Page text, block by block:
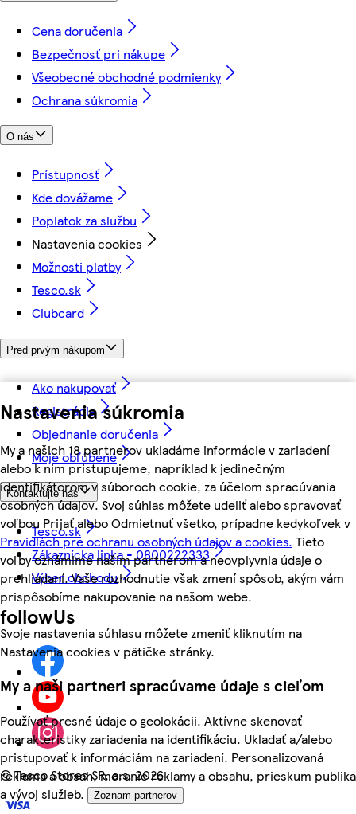
Nastavenia súkromia
My a našich 18 partnerov ukladáme informácie v zariadení
alebo k nim pristupujeme, napríklad k jedinečným
identifikátorom v súboroch cookie, za účelom spracúvania
osobných údajov. Svoj súhlas môžete udeliť alebo spravovať
voľbou Prijať alebo Odmietnuť všetko, prípadne kedykoľvek v
Pravidlách pre ochranu osobných údajov a cookies. Tieto
voľby oznámime našim partnerom a neovplyvnia údaje o
prehliadaní. Vaše rozhodnutie však zmení spôsob, akým vám
prispôsobíme nakupovanie na našom webe.
Svoje nastavenia súhlasu môžete zmeniť kliknutím na
Nastavenia cookies v pätičke stránky.
My a naši partneri spracúvame údaje s cieľom
Používať presné údaje o geolokácii. Aktívne skenovať
charakteristiky zariadenia na identifikáciu. Ukladať a/alebo
pristupovať k informáciám na zariadení. Personalizovaná
reklama a obsah, meranie reklamy a obsahu, prieskum publika
a vývoj služieb.
Zoznam partnerov
Cena doručenia
Bezpečnosť pri nákupe
Všeobecné obchodné podmienky
Ochrana súkromia
O nás
Prístupnosť
Kde dovážame
Poplatok za službu
Nastavenia cookies
Možnosti platby
Tesco.sk
Clubcard
Pred prvým nákupom
Ako nakupovať
Registrácia
Objednanie doručenia
Moje obľúbené
Kontaktujte nás
Tesco.sk
Zákaznícka linka - 0800222333
Výber obchodu
followUs
©Tesco Stores SR, a.s. 2026